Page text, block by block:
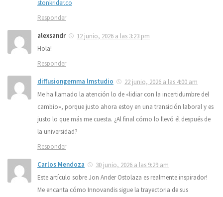
stonkrider.co
Responder
alexsandr
12 junio, 2026 a las 3:23 pm
Hola!
Responder
diffusiongemma lmstudio
22 junio, 2026 a las 4:00 am
Me ha llamado la atención lo de «lidiar con la incertidumbre del
cambio», porque justo ahora estoy en una transición laboral y es
justo lo que más me cuesta. ¿Al final cómo lo llevó él después de
la universidad?
Responder
Carlos Mendoza
30 junio, 2026 a las 9:29 am
Este artículo sobre Jon Ander Ostolaza es realmente inspirador!
Me encanta cómo Innovandis sigue la trayectoria de sus